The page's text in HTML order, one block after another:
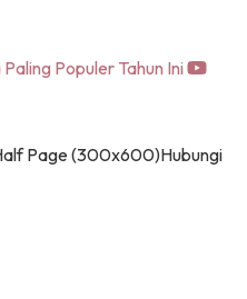
Populer Tahun Ini
Page (300x600)Hubungi